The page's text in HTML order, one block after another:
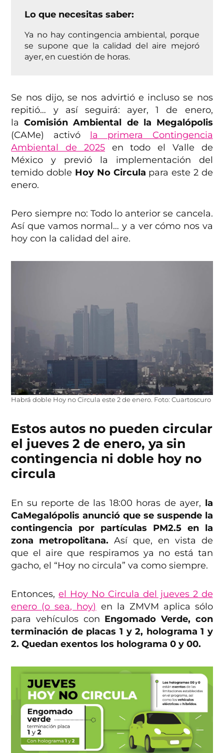
Lo que necesitas saber:
Ya no hay contingencia ambiental, porque
se supone que la calidad del aire mejoró
ayer, en cuestión de horas.
Se nos dijo, se nos advirtió e incluso se nos
repitió… y así seguirá: ayer, 1 de enero,
laComisión Ambiental de la Megalópolis
(CAMe) activó la primera Contingencia
Ambiental de 2025en todo el Valle de
México y previó la implementación del
temido doble Hoy No Circula para este 2 de
enero.
Pero siempre no: Todo lo anterior se cancela.
Así que vamos normal… y a ver cómo nos va
hoy con la calidad del aire.
Habrá doble Hoy no Circula este 2 de enero. Foto: Cuartoscuro
Estos autos no pueden circular
el jueves 2 de enero, ya sin
contingencia ni doble hoy no
circula
En su reporte de las 18:00 horas de ayer, la
CaMegalópolis anunció que se suspende la
contingencia por partículas PM2.5 en la
zona metropolitana. Así que, en vista de
que el aire que respiramos ya no está tan
gacho, el “Hoy no circula” va como siempre.
Entonces,el Hoy No Circula del jueves 2 de
enero (o sea, hoy) en la ZMVM aplica sólo
para vehículos con Engomado Verde, con
terminación de placas 1 y 2, holograma 1 y
2. Quedan exentos los holograma 0 y 00.